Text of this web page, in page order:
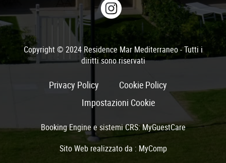
Copyright © 2024 Residence Mar Mediterraneo - Tutti i
diritti sono riservati
Privacy Policy
Cookie Policy
Impostazioni Cookie
Booking Engine e sistemi CRS:MyGuestCare
Sito Web realizzato da : MyComp